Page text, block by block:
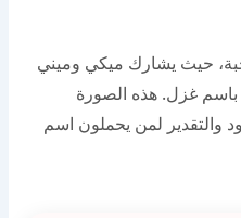
حيث يشارك ميكي وميني
باسم غزل. هذه الصورة
والتقدير لمن يحملون اسم